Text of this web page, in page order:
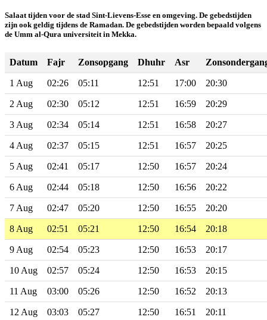
Salaat tijden voor de stad Sint-Lievens-Esse en omgeving. De gebedstijden
zijn ook geldig tijdens de Ramadan. De gebedstijden worden bepaald volgens
de Umm al-Qura universiteit in Mekka.
Datum Fajr Zonsopgang Dhuhr Asr
1 Aug 02:26 05:11 12:51 17:00 20:30
2 Aug 02:30 05:12 12:51 16:59 20:29
3 Aug 02:34 05:14 12:51 16:58 20:27
4 Aug 02:37 05:15 12:51 16:57 20:25
5 Aug 02:41 05:17 12:50 16:57 20:24
6 Aug 02:44 05:18 12:50 16:56 20:22
7 Aug 02:47 05:20 12:50 16:55 20:20
8 Aug 02:51 05:21 12:50 16:54 20:18
9 Aug 02:54 05:23 12:50 16:53 20:17
10 Aug 02:57 05:24 12:50 16:53 20:15
11 Aug 03:00 05:26 12:50 16:52 20:13
12 Aug 03:03 05:27 12:50 16:51 20:11